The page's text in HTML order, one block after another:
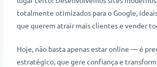
totalmente otimizados para o Google,
que querem atrair mais clientes e vender
Hoje, não basta apenas estar online — é
estratégico, que gere confiança e